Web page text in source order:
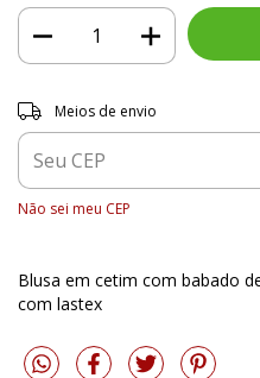
Entregas para o CEP:
Meios de envio
Não sei meu CEP
Blusa em cetim com babado
com lastex